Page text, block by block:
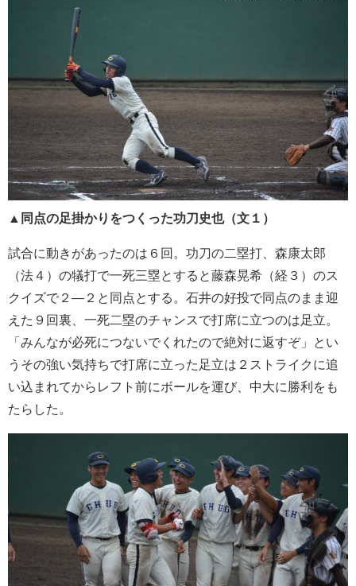
▲同点の足掛かりをつくった功刀史也（文１）
試合に動きがあったのは６回。功刀の二塁打、森康太郎
（法４）の犠打で一死三塁とすると藤森晃希（経３）のス
クイズで２―２と同点とする。石井の好投で同点のまま迎
えた９回裏、一死二塁のチャンスで打席に立つのは足立。
「みんなが必死につないでくれたので絶対に返すぞ」とい
うその強い気持ちで打席に立った足立は２ストライクに追
い込まれてからレフト前にボールを運び、中大に勝利をも
たらした。